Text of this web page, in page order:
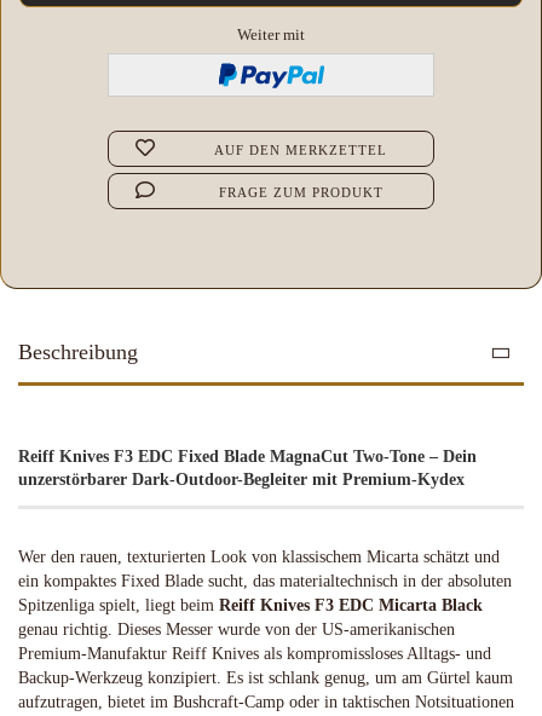
Weiter mit
AUF DEN MERKZETTEL
FRAGE ZUM PRODUKT
Beschreibung
Reiff Knives F3 EDC Fixed Blade MagnaCut Two-Tone – Dein
unzerstörbarer Dark-Outdoor-Begleiter mit Premium-Kydex
Wer den rauen, texturierten Look von klassischem Micarta schätzt und
ein kompaktes Fixed Blade sucht, das materialtechnisch in der absoluten
Spitzenliga spielt, liegt beim Reiff Knives F3 EDC Micarta Black
genau richtig. Dieses Messer wurde von der US-amerikanischen
Premium-Manufaktur Reiff Knives als kompromissloses Alltags- und
Backup-Werkzeug konzipiert. Es ist schlank genug, um am Gürtel kaum
aufzutragen, bietet im Bushcraft-Camp oder in taktischen Notsituationen